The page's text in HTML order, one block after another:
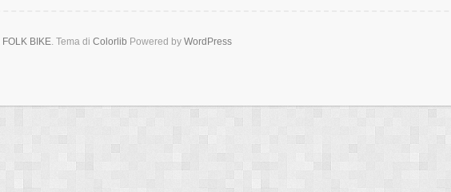
FOLK BIKE. Tema di Colorlib Powered by WordPress